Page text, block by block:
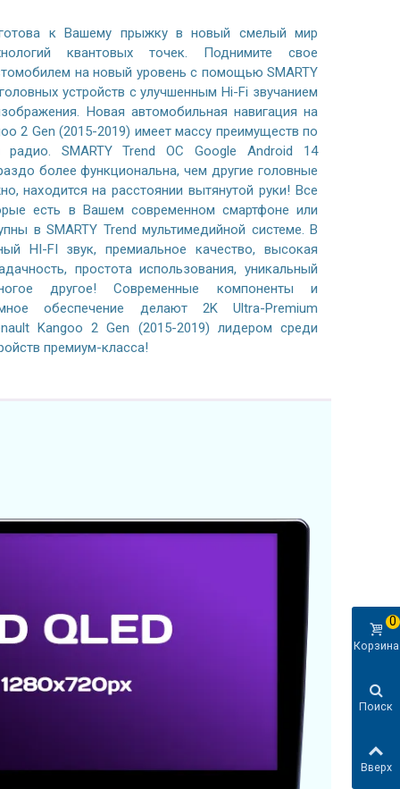
к Вашему прыжку в новый смелый мир
квантовых точек. Поднимите свое
на новый уровень с помощью SMARTY
устройств с улучшенным Hi-Fi звучанием
Новая автомобильная навигация на
2 Gen (2015-2019) имеет массу преимуществ по
радио. SMARTY Trend ОС Google Android 14
более функциональна, чем другие головные
находится на расстоянии вытянутой руки! Все
есть в Вашем современном смартфоне или
в SMARTY Trend мультимедийной системе. В
HI-FI звук, премиальное качество, высокая
простота использования, уникальный
другое! Современные компоненты и
обеспечение делают 2K Ultra-Premium
Kangoo 2 Gen (2015-2019) лидером среди
премиум-класса!
Корзина
0
Поиск
Вверх